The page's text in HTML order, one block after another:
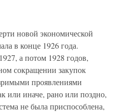
новой экономической
в конце 1926 года.
а потом 1928 годов,
сокращении закупок
проявлениями
иначе, рано или поздно,
не была приспособлена,